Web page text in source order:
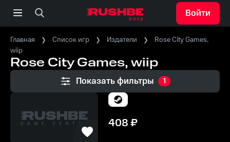
Войти
Главная Список игр Издатели
Rose City Games,
wiip
Rose City Games, wiip
Показать фильтры 1
408₽